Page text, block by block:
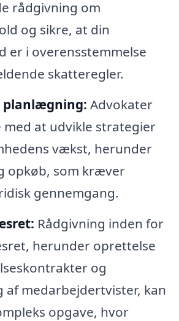
rådgivning om
og sikre, at din
er i overensstemmelse
skatteregler.
planlægning: Advokater
at udvikle strategier
vækst, herunder
opkøb, som kræver
gennemgang.
Rådgivning inden for
herunder oprettelse
og
af medarbejdertvister, kan
opgave, hvor